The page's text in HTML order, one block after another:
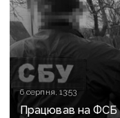
6 серпня, 13:53
Працював на ФСБ і